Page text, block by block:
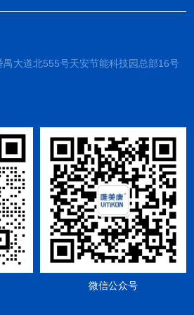
禺大道北555号天安节能科技园总部16号
微信公众号